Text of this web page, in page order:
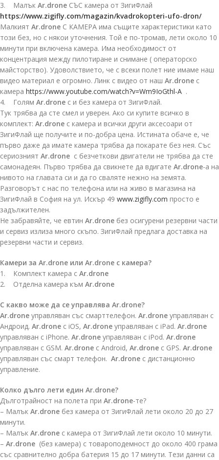
3. Малък Ar.drone СЪС камера от ЗигиФлай
https://www.zigifly.com/magazin/kvadrokopteri-ufo-dron/
Малкият Ar.drone С КАМЕРА има същите характеристики като
този без, но с някои уточнения. Той е по-тромав, лети около 10
минути при включена камера. Има необходимост от
концентрация между пилотиране и снимане ( операторско
майсторство). Удоволствието, че с всеки полет ние имаме наш
видео материал е огромно. Линк с видео от наш Ar.drone с
камера https://www.youtube.com/watch?v=Wm9IoGthl-A .
4. Голям Ar.drone с и без камера от ЗигиФлай.
Тук трябва да сте смел и уверен. Ако си купите всичко в
комплект: Ar.drone с камера и всички други аксесоари от
ЗигиФлай ще получите и по-добра цена. Истината обаче е, че
първо даже да имате камера трябва да покарате без нея. Със
сериозният Ar.drone с безчеткови двигатели не трябва да сте
самонадеян. Първо трябва да свикнете да вдигате Ar.drone-а на
нивото на главата си и да го сваляте нежно на земята.
Разговорът с нас по телефона или на живо в магазина на
ЗигиФлай в София на ул. Искър 49 www.zigifly.com просто е
задължителен.
Не забравяйте, че евтин Ar.drone без осигурени резервни части
и сервиз излиза много скъпо. ЗигиФлай предлага доставка на
резервни части и сервиз.
Камери за Ar.drone или Ar.drone с камера?
1. Комплект камера с Ar.drone
2. Отделна камера към Ar.drone
С какво може да се управлява Ar.drone?
Ar.drone управляван със смарттелефон. Ar.drone управляван с
Андроид. Ar.drone с iOS, Ar.drone управляван с iPad. Ar.drone
управляван с iPhone. Ar.drone управляван с iPod. Ar.drone
управляван с GSM. Ar.drone с Android, Ar.drone с GPS. Ar.drone
управляван със смарт телефон. Ar.drone с дистанционно
управление.
Колко дълго лети един Ar.drone?
Дълготрайност на полета при Ar.drone-те?
– Малък Ar.drone без камера от ЗигиФлай лети около 20 до 27
минути.
– Малък Ar.drone с камера от ЗигиФлай лети около 10 минути.
– Ar.drone (без камера) с товароподемност до около 400 грама
със сравнително добра батерия 15 до 17 минути. Тези данни са